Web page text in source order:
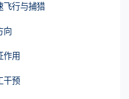
飞行与捕猎
向
作用
干预